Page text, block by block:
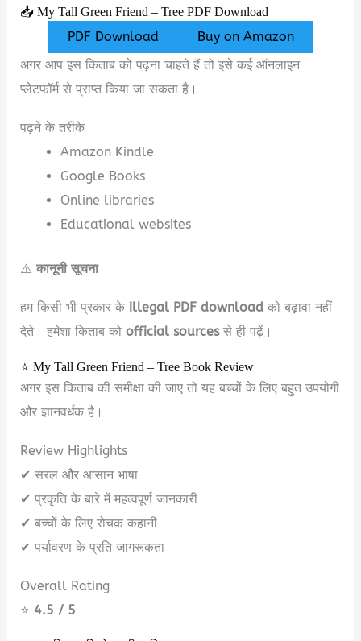
📥 My Tall Green Friend – Tree PDF Download
PDF Download
Buy on Amazon
अगर आप इस किताब को पढ़ना चाहते हैं तो इसे कई ऑनलाइन
प्लेटफॉर्म से प्राप्त किया जा सकता है।
पढ़ने के तरीके
Amazon Kindle
Google Books
Online libraries
Educational websites
⚠️कानूनी सूचना
हम किसी भी प्रकार के illegal PDF download को बढ़ावा नहीं
देते। हमेशा किताब कोofficial sourcesसे ही पढ़ें।
⭐ My Tall Green Friend – Tree Book Review
अगर इस किताब की समीक्षा की जाए तो यह बच्चों के लिए बहुत उपयोगी
और ज्ञानवर्धक है।
Review Highlights
✔ सरल और आसान भाषा
✔ प्रकृति के बारे में महत्वपूर्ण जानकारी
✔ बच्चों के लिए रोचक कहानी
✔ पर्यावरण के प्रति जागरूकता
Overall Rating
⭐ 4.5 / 5